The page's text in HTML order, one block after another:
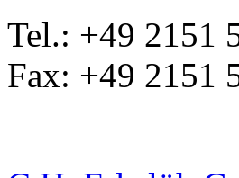
Tel.: +49 2151
Fax: +49 2151